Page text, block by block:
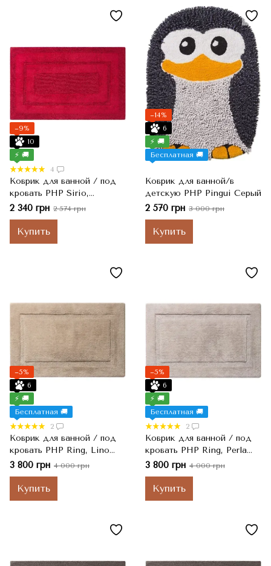
−9%
10
⚡ 🚚
4
Коврик для ванной / под
кровать PHP Sirio,
Carminio Красный, 55x130
см
2 340 грн 2 574 грн
Купить
−14%
6
⚡ 🚚
Бесплатная 🚚
Коврик для ванной/в
детскую PHP Pingui Серый
2 570 грн 3 000 грн
Купить
−5%
6
⚡ 🚚
Бесплатная 🚚
2
Коврик для ванной / под
кровать PHP Ring, Lino
Темно-бежевый, 60x120 см
3 800 грн 4 000 грн
Купить
−5%
6
⚡ 🚚
Бесплатная 🚚
2
Коврик для ванной / под
кровать PHP Ring, Perla
Серый, 60x120 см
3 800 грн 4 000 грн
Купить